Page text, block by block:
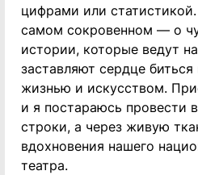
цифрами или
самом сокровенном — о
истории, которые ведут
заставляют сердце
жизнью и искусством.
и я постараюсь провести
строки, а через живую
вдохновения нашего
театра.